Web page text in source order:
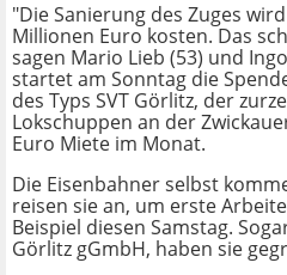
"Die Sanierung des Zuges
Millionen Euro kosten. Das
sagen Mario Lieb (53) und
startet am Sonntag die
des Typs SVT Görlitz, der
Lokschuppen an der
Euro Miete im Monat.
Die Eisenbahner selbst
reisen sie an, um erste
Beispiel diesen Samstag.
Görlitz gGmbH, haben sie